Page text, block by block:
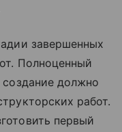
завершенных
Полноценный
должно
работ.
первый